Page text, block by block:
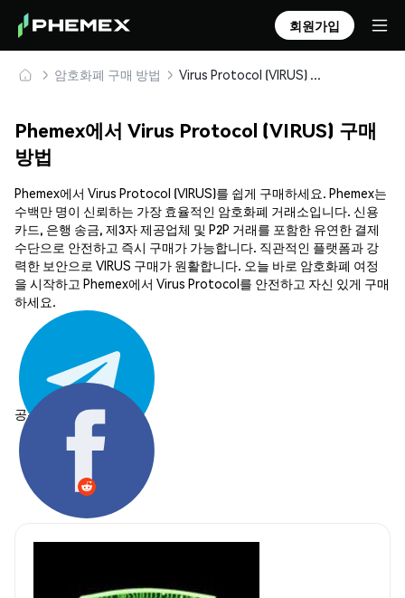
회원가입
암호화폐 구매 방법 Virus Protocol (VIRUS) 안전하게 구매 및 보관
Phemex에서 Virus Protocol (VIRUS) 구매
방법
Phemex에서 Virus Protocol (VIRUS)를 쉽게 구매하세요. Phemex는
수백만 명이 신뢰하는 가장 효율적인 암호화폐 거래소입니다. 신용
카드, 은행 송금, 제3자 제공업체 및 P2P 거래를 포함한 유연한 결제
수단으로 안전하고 즉시 구매가 가능합니다. 직관적인 플랫폼과 강
력한 보안으로 VIRUS 구매가 원활합니다. 오늘 바로 암호화폐 여정
을 시작하고 Phemex에서 Virus Protocol를 안전하고 자신 있게 구매
하세요.
공유하기: